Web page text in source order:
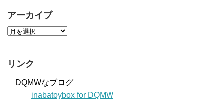
アーカイブ
リンク
DQMWなブログ
inabatoybox for DQMW